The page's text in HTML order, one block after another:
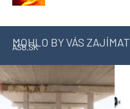
MOHLO BY VÁS ZAJÍMAT
ASB.SK